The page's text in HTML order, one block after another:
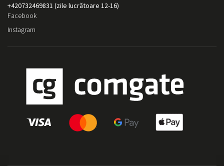
+420732469831 (zile lucrătoare 12-16)
Facebook
Instagram